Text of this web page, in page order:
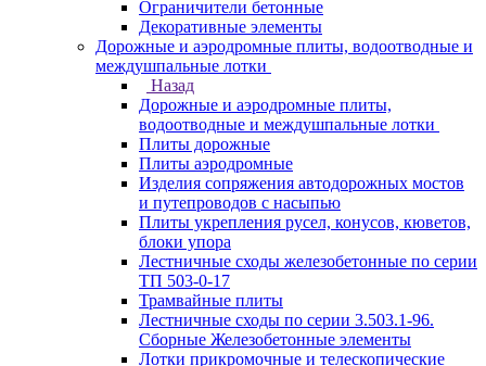
Ограничители бетонные
Декоративные элементы
Дорожные и аэродромные плиты, водоотводные и
междушпальные лотки
Назад
Дорожные и аэродромные плиты,
водоотводные и междушпальные лотки
Плиты дорожные
Плиты аэродромные
Изделия сопряжения автодорожных мостов
и путепроводов с насыпью
Плиты укрепления русел, конусов, кюветов,
блоки упора
Лестничные сходы железобетонные по серии
ТП 503-0-17
Трамвайные плиты
Лестничные сходы по серии 3.503.1-96.
Сборные Железобетонные элементы
Лотки прикромочные и телескопические